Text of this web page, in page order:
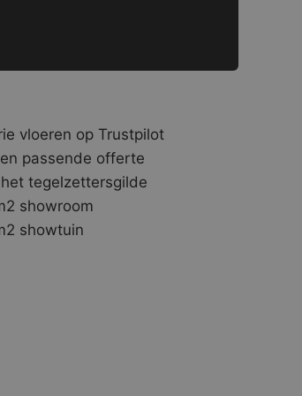
vloeren op Trustpilot
passende offerte
tegelzettersgilde
showroom
showtuin